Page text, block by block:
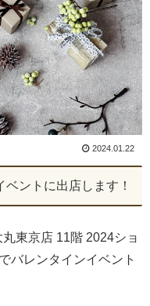
2024.01.22
ントに出店します！
東京店 11階 2024ショ
バレンタインイベント